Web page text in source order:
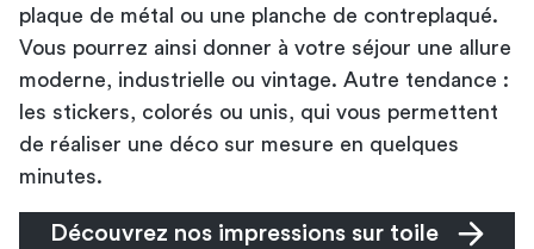
plaque de métal ou une planche de contreplaqué.
Vous pourrez ainsi donner à votre séjour une allure
moderne, industrielle ou vintage. Autre tendance :
les stickers, colorés ou unis, qui vous permettent
de réaliser une déco sur mesure en quelques
minutes.
Découvrez nos impressions sur toile